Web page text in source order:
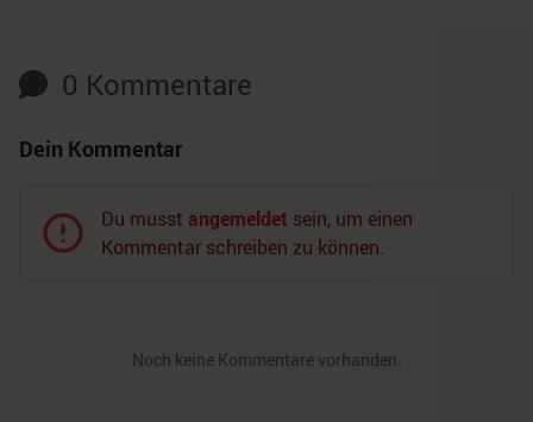
0 Kommentare
Dein Kommentar
Du musst angemeldet sein, um einen
Kommentar schreiben zu können.
Noch keine Kommentare vorhanden.